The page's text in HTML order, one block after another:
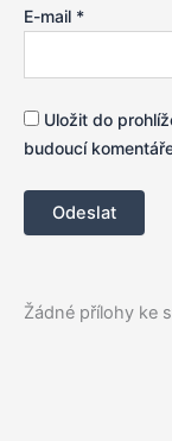
E-mail *
Uložit do
budoucí
Žádné přílohy ke